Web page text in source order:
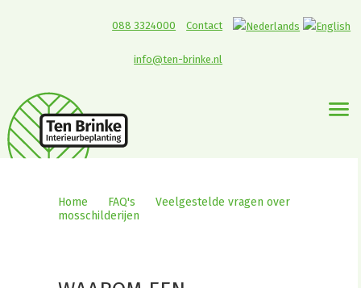
Contact
088 3324000
info@ten-brinke.nl
Home FAQ's
Veelgestelde vragen over
mosschilderijen